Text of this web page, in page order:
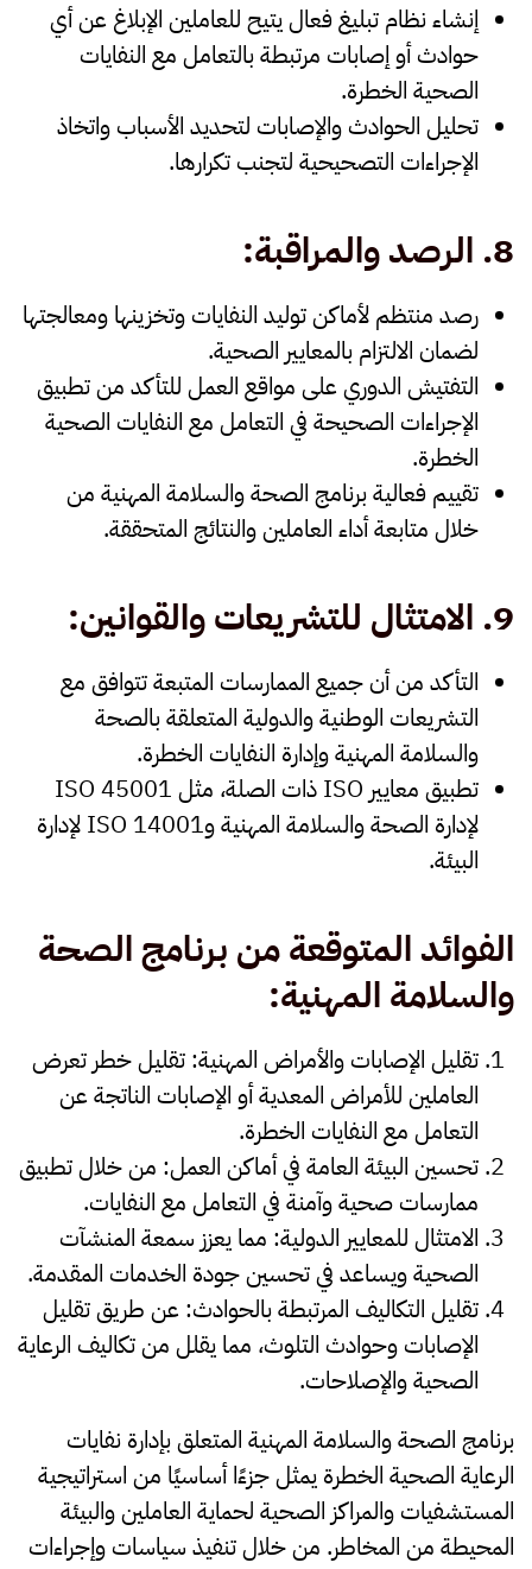
إنشاءنظام تبليغ فعاليتيح للعاملين الإبلاغ عن أي
حوادث أو إصابات مرتبطة بالتعامل مع النفايات
الصحية الخطرة.
تحليل الحوادث والإصابات لتحديد الأسباب واتخاذ
الإجراءات التصحيحية لتجنب تكرارها.
8. الرصد والمراقبة:
رصد منتظم لأماكن توليد النفايات وتخزينها ومعالجتها
لضمان الالتزام بالمعايير الصحية.
التفتيش الدوريعلى مواقع العمل للتأكد من تطبيق
الإجراءات الصحيحة في التعامل مع النفايات الصحية
الخطرة.
تقييم فعالية برنامج الصحة والسلامة المهنية من
خلال متابعة أداء العاملين والنتائج المتحققة.
9. الامتثال للتشريعات والقوانين:
التأكد من أن جميع الممارسات المتبعة تتوافق مع
التشريعات الوطنية والدولية المتعلقة بالصحة
والسلامة المهنية وإدارة النفايات الخطرة.
تطبيق معايير ذات الصلة، مثل ISO 45001
لإدارة الصحة والسلامة المهنية وISO 14001 لإدارة
البيئة.
الفوائد المتوقعة من برنامج الصحة
والسلامة المهنية:
تقليل الإصابات والأمراض المهنية: تقليل خطر تعرض
العاملين للأمراض المعدية أو الإصابات الناتجة عن
التعامل مع النفايات الخطرة.
تحسين البيئة العامة في أماكن العمل: من خلال تطبيق
ممارسات صحية وآمنة في التعامل مع النفايات.
الامتثال للمعايير الدولية: مما يعزز سمعة المنشآت
الصحية ويساعد في تحسين جودة الخدمات المقدمة.
تقليل التكاليف المرتبطة بالحوادث: عن طريق تقليل
الإصابات وحوادث التلوث، مما يقلل من تكاليف الرعاية
الصحية والإصلاحات.
برنامج الصحة والسلامة المهنية المتعلق بإدارة نفايات
الرعاية الصحية الخطرة يمثل جزءًا أساسيًا من استراتيجية
المستشفيات والمراكز الصحية لحماية العاملين والبيئة
المحيطة من المخاطر. من خلال تنفيذ سياسات وإجراءات